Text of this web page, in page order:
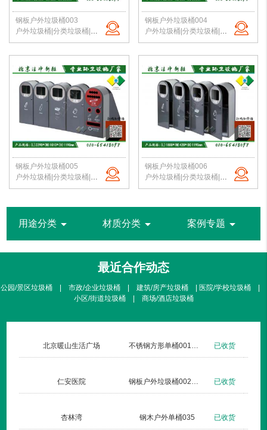
钢板户外垃圾桶003
户外垃圾桶|分类垃圾桶|钢板垃圾桶|公园垃圾桶|北京垃圾桶|厂家直销
钢板户外垃圾桶004
户外垃圾桶|分类垃圾桶|钢板垃圾桶|公园垃圾桶|北京垃圾桶|厂家直销
钢板户外垃圾桶005
户外垃圾桶|分类垃圾桶|钢板垃圾桶|公园垃圾桶|北京垃圾桶|厂家直销
钢板户外垃圾桶006
户外垃圾桶|分类垃圾桶|钢板垃圾桶|公园垃圾桶|北京垃圾桶|厂家直销
用途分类arrow_drop_down 材质分类 arrow_drop_down 案例专题 arrow_drop_down
最近合作动态
公园/景区垃圾桶 | 市政/企业垃圾桶 | 建筑/房产垃圾桶 | 医院/学校垃圾桶 |
小区/街道垃圾桶 | 商场/酒店垃圾桶
北京暖山生活广场 不锈钢方形单桶001定制款 已收货
仁安医院 钢板户外垃圾桶002玫瑰金 已收货
杏林湾 钢木户外单桶035 已收货